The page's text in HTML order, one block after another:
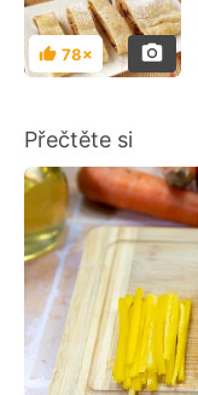
Hodnocení
78×
Přečtěte si